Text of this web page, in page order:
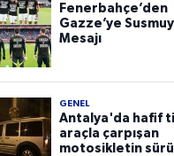
Fenerbahçe’den
Gazze’ye
Mesajı
GENEL
Antalya'da hafif
araçla çarpışan
motosikletin